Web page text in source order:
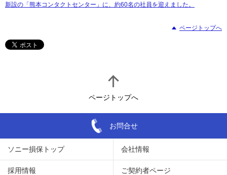
新設の「熊本コンタクトセンター」に、約60名の社員を迎えました。
ページトップへ
ページトップへ
お問合せ
ソニー損保トップ 会社情報
採用情報 ご契約者ページ